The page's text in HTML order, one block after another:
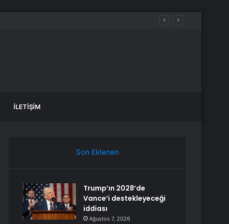
İLETIŞIM
Son Eklenen
Trump’ın 2028’de
Vance’i destekleyeceği
iddiası
Ağustos 7, 2026